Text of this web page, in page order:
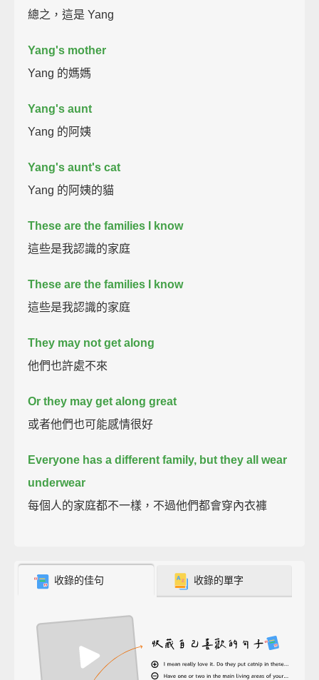
總之，這是 Yang
Yang's mother
Yang 的媽媽
Yang's aunt
Yang 的阿姨
Yang's aunt's cat
Yang 的阿姨的貓
These are the families I know
這些是我認識的家庭
These are the families I know
這些是我認識的家庭
They may not get along
他們也許處不來
Or they may get along great
或者他們也可能感情很好
Everyone has a different family, but they all wear
underwear
每個人的家庭都不一樣，不過他們都會穿內衣褲
收錄的佳句 收錄的單字